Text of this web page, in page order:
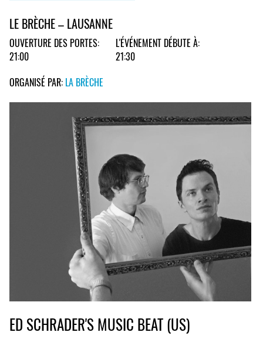
LE BRÈCHE – LAUSANNE
OUVERTURE DES PORTES:
21:00
L'ÉVÉNEMENT DÉBUTE À:
21:30
ORGANISÉ PAR: LA BRÈCHE
ED SCHRADER'S MUSIC BEAT (US)